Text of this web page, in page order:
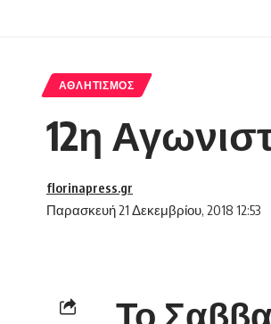
ΑΘΛΗΤΙΣΜΌΣ
12η
Παρασκευή 21 Δεκεμβρίου, 2018 12:53
florinapress.gr
Το